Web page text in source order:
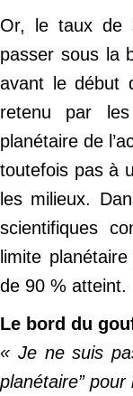
Or, le taux de
passer sous la
avant le début
retenu par
planétaire de
toutefois pas à
les milieux.
scientifiques
limite
de 90 % atteint.
Le bord du
« Je ne suis
planétaire”